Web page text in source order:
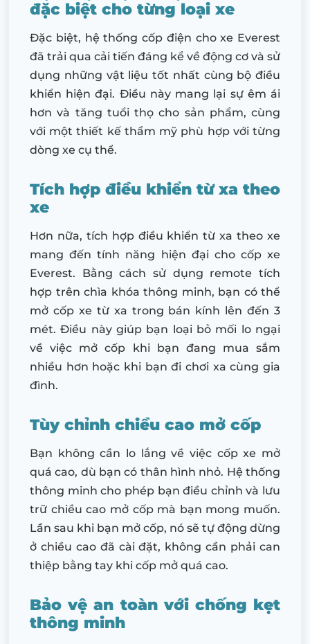
đặc biệt cho từng loại xe
Đặc biệt, hệ thống cốp điện cho xe Everest
đã trải qua cải tiến đáng kể về động cơ và sử
dụng những vật liệu tốt nhất cùng bộ điều
khiển hiện đại. Điều này mang lại sự êm ái
hơn và tăng tuổi thọ cho sản phẩm, cùng
với một thiết kế thẩm mỹ phù hợp với từng
dòng xe cụ thể.
Tích hợp điều khiển từ xa theo
xe
Hơn nữa, tích hợp điều khiển từ xa theo xe
mang đến tính năng hiện đại cho cốp xe
Everest. Bằng cách sử dụng remote tích
hợp trên chìa khóa thông minh, bạn có thể
mở cốp xe từ xa trong bán kính lên đến 3
mét. Điều này giúp bạn loại bỏ mối lo ngại
về việc mở cốp khi bạn đang mua sắm
nhiều hơn hoặc khi bạn đi chơi xa cùng gia
đình.
Tùy chỉnh chiều cao mở cốp
Bạn không cần lo lắng về việc cốp xe mở
quá cao, dù bạn có thân hình nhỏ. Hệ thống
thông minh cho phép bạn điều chỉnh và lưu
trữ chiều cao mở cốp mà bạn mong muốn.
Lần sau khi bạn mở cốp, nó sẽ tự động dừng
ở chiều cao đã cài đặt, không cần phải can
thiệp bằng tay khi cốp mở quá cao.
Bảo vệ an toàn với chống kẹt
thông minh